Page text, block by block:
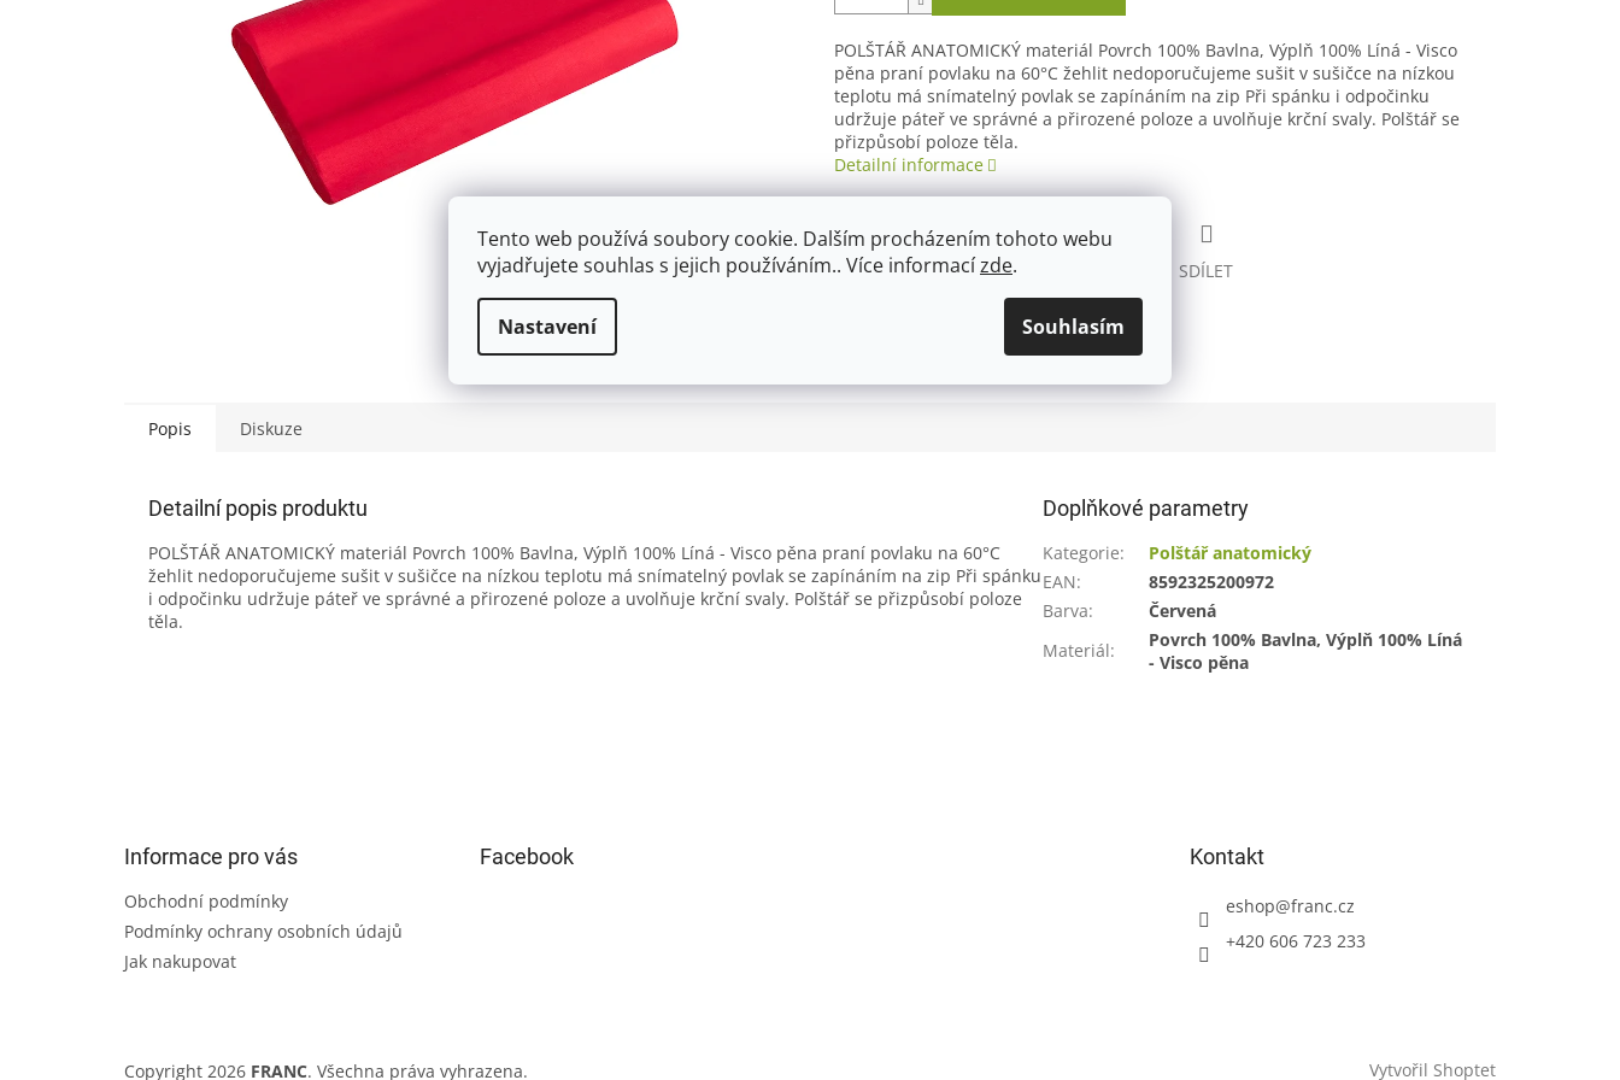
Tento web používá soubory cookie. Dalším procházením tohoto webu
vyjadřujete souhlas s jejich používáním.. Více informacízde.
Nastavení Souhlasím
POLŠTÁŘ ANATOMICKÝ materiál Povrch 100% Bavlna, Výplň 100% Líná - Visco
pěna praní povlaku na 60°C žehlit nedoporučujeme sušit v sušičce na nízkou
teplotu má snímatelný povlak se zapínáním na zip Při spánku i odpočinku
udržuje páteř ve správné a přirozené poloze a uvolňuje krční svaly. Polštář se
přizpůsobí poloze těla.
Detailní informace
TISK ZEPTAT SE SDÍLET
Popis Diskuze
Detailní popis produktu
POLŠTÁŘ ANATOMICKÝ materiál Povrch 100% Bavlna, Výplň 100% Líná - Visco pěna praní povlaku na 60°C
žehlit nedoporučujeme sušit v sušičce na nízkou teplotu má snímatelný povlak se zapínáním na zip Při spánku
i odpočinku udržuje páteř ve správné a přirozené poloze a uvolňuje krční svaly. Polštář se přizpůsobí poloze
těla.
Doplňkové parametry
Kategorie:
Polštář anatomický
EAN:
8592325200972
Barva:
Červená
Materiál:
Povrch 100% Bavlna, Výplň 100% Líná
- Visco pěna
Informace pro vás
Obchodní podmínky
Podmínky ochrany osobních údajů
Jak nakupovat
Facebook Kontakt
eshop@franc.cz
+420 606 723 233
Vytvořil Shoptet
Copyright 2026 FRANC. Všechna práva vyhrazena.